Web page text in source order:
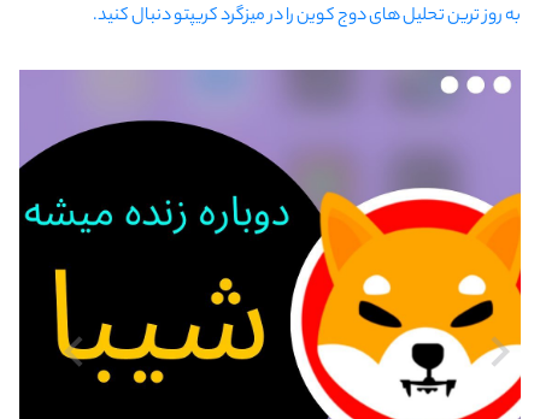
به روز ترین تحلیل های دوج کوین را در میزگرد کریپتو دنبال کنید.